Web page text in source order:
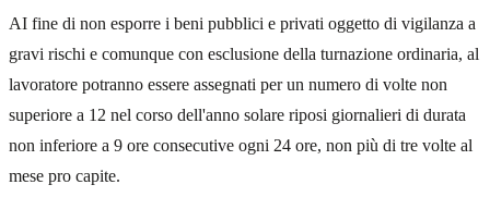
AI fine di non esporre i beni pubblici e privati oggetto di vigilanza a
gravi rischi e comunque con esclusione della turnazione ordinaria, al
lavoratore potranno essere assegnati per un numero di volte non
superiore a 12 nel corso dell'anno solare riposi giornalieri di durata
non inferiore a 9 ore consecutive ogni 24 ore, non più di tre volte al
mese pro capite.